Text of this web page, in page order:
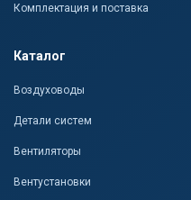
Комплектация и поставка
Каталог
Воздуховоды
Детали систем
Вентиляторы
Вентустановки